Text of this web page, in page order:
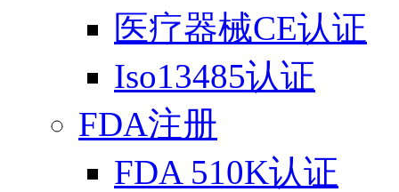
医疗器械CE认证
Iso13485认证
FDA注册
FDA 510K认证